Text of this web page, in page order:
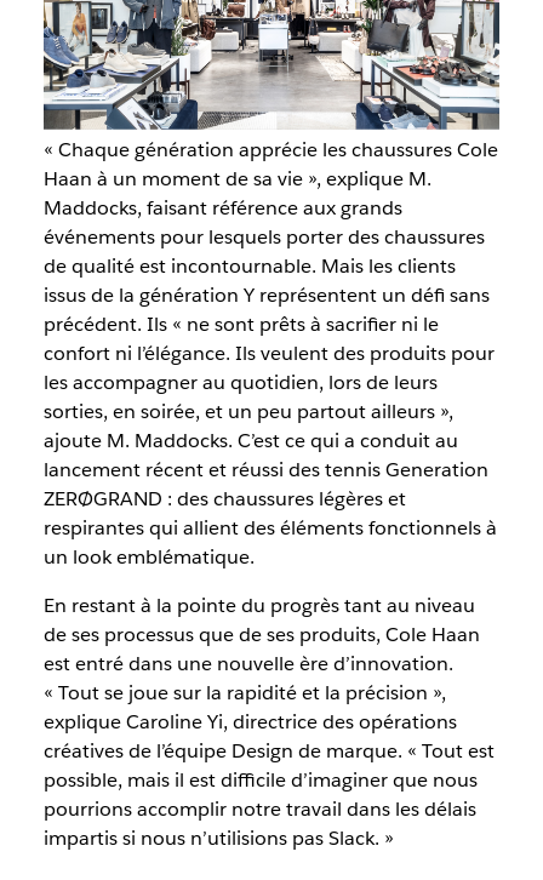
« Chaque génération apprécie les chaussures Cole
Haan à un moment de sa vie », explique M.
Maddocks, faisant référence aux grands
événements pour lesquels porter des chaussures
de qualité est incontournable. Mais les clients
issus de la génération Y représentent un défi sans
précédent. Ils « ne sont prêts à sacrifier ni le
confort ni l’élégance. Ils veulent des produits pour
les accompagner au quotidien, lors de leurs
sorties, en soirée, et un peu partout ailleurs »,
ajoute M. Maddocks. C’est ce qui a conduit au
lancement récent et réussi des tennis Generation
ZERØGRAND : des chaussures légères et
respirantes qui allient des éléments fonctionnels à
un look emblématique.
En restant à la pointe du progrès tant au niveau
de ses processus que de ses produits, Cole Haan
est entré dans une nouvelle ère d’innovation.
« Tout se joue sur la rapidité et la précision »,
explique Caroline Yi, directrice des opérations
créatives de l’équipe Design de marque. « Tout est
possible, mais il est difficile d’imaginer que nous
pourrions accomplir notre travail dans les délais
impartis si nous n’utilisions pas Slack. »